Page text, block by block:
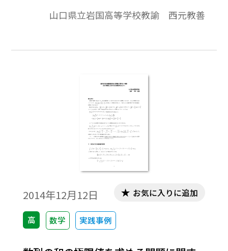
の値は のどのような式として表されるの
束するならばその値はいくらかということ
このことについて考察することにした。※
文中の数式は，「Tosho数式エディタ」で作
成されています。ワード文書で数式を正しく
表示するためには，「Tosho数式エディタ」
が導入されていることが必要です。無償ダウ
ンロードはこちら→無償ダウンロードのご
山口県立岩国高等学校教諭 西元教善
2014年12月12日
高 数学 実践事例
お気に入りに追加